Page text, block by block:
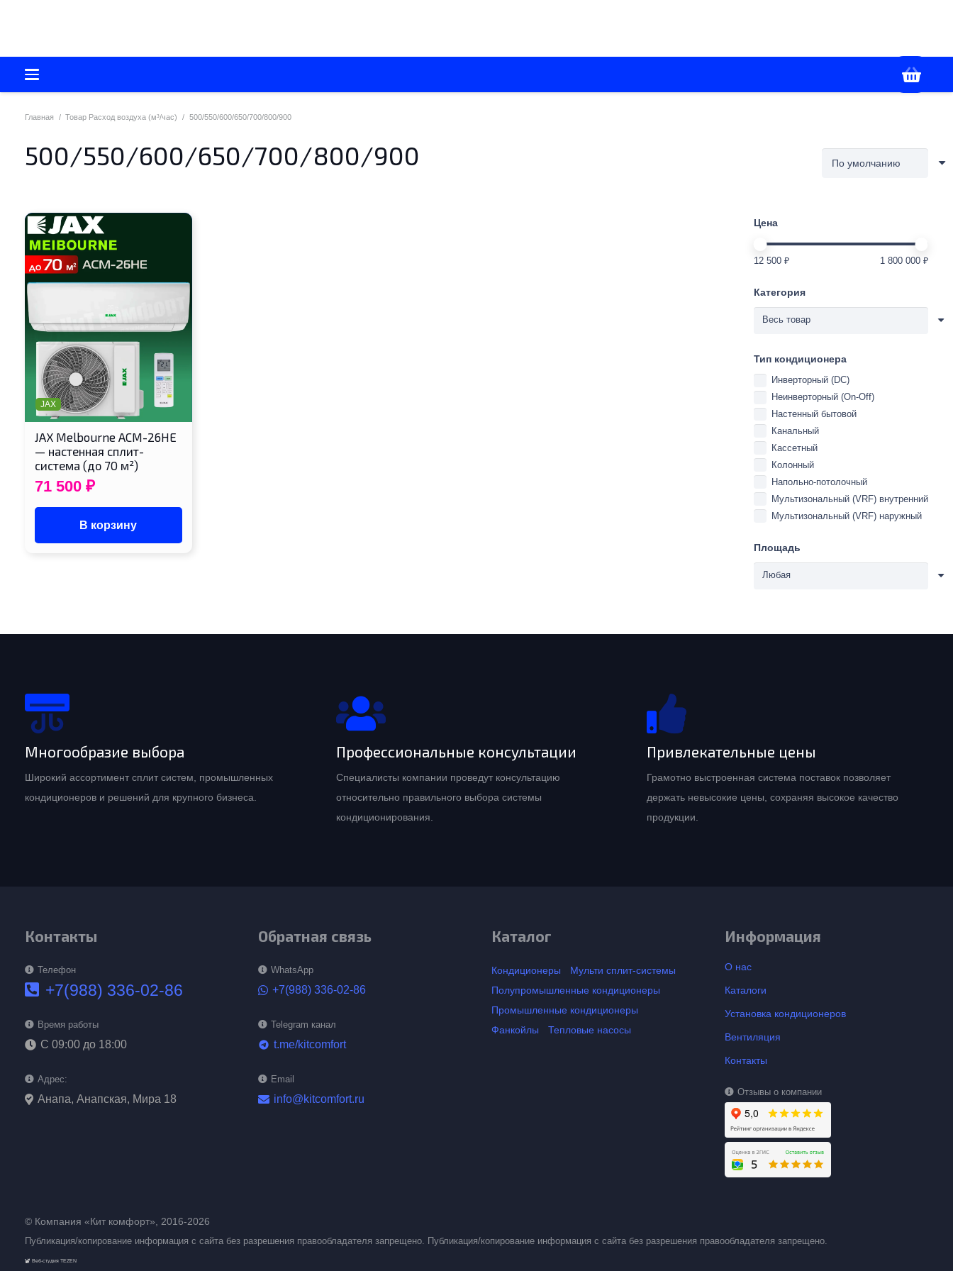
Главная / Товар Расход воздуха (м³/час) / 500/550/600/650/700/800/900
500/550/600/650/700/800/900
JAX
JAX Melbourne ACM-26HE
— настенная сплит-
система (до 70 м²)
71 500 ₽
В корзину
Цена
12 500 ₽ 1 800 000 ₽
Категория
Тип кондиционера
Инверторный (DC)
Неинверторный (On-Off)
Настенный бытовой
Канальный
Кассетный
Колонный
Напольно-потолочный
Мультизональный (VRF) внутренний
Мультизональный (VRF) наружный
Площадь
Многообразие выбора
Широкий ассортимент сплит систем, промышленных
кондиционеров и решений для крупного бизнеса.
Профессиональные консультации
Специалисты компании проведут консультацию
относительно правильного выбора системы
кондиционирования.
Привлекательные цены
Грамотно выстроенная система поставок позволяет
держать невысокие цены, сохраняя высокое качество
продукции.
Контакты
Телефон
+7(988) 336-02-86
Время работы
С 09:00 до 18:00
Адрес:
Анапа, Анапская, Мира 18
Обратная связь
WhatsApp
+7(988) 336-02-86
Telegram канал
telegram t.me/kitcomfort
Email
info@kitcomfort.ru
Каталог
Кондиционеры
Мульти сплит-системы
Полупромышленные кондиционеры
Промышленные кондиционеры
Фанкойлы
Тепловые насосы
Информация
О нас
Каталоги
Установка кондиционеров
Вентиляция
Контакты
Отзывы о компании
© Компания «Кит комфорт», 2016-2026
Публикация/копирование информация с сайта без разрешения правообладателя запрещено. Публикация/копирование информация с сайта без разрешения правообладателя запрещено.
Веб-студия TEZEN